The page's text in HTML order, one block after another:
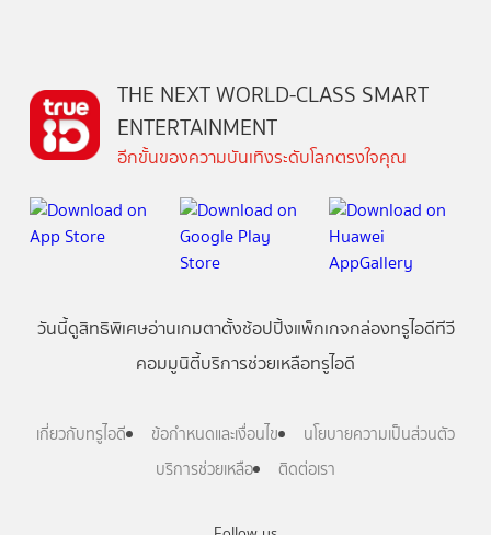
THE NEXT WORLD-CLASS SMART
ENTERTAINMENT
อีกขั้นของความบันเทิงระดับโลกตรงใจคุณ
วันนี้ดูสิทธิพิเศษอ่านเกมตาตั้งช้อปปิ้งแพ็กเกจกล่องทรูไอดีทีวี
คอมมูนิตี้บริการช่วยเหลือทรูไอดี
เกี่ยวกับทรูไอดี ข้อกำหนดและเงื่อนไข
นโยบายความเป็นส่วนตัว
บริการช่วยเหลือ
ติดต่อเรา